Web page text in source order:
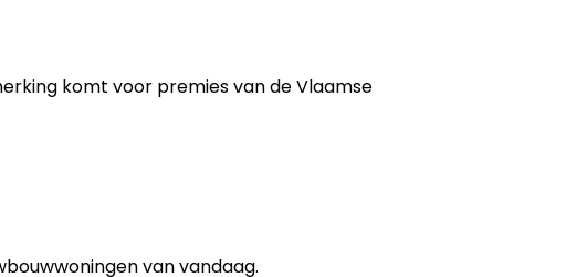
komt voor premies van de Vlaamse
van vandaag.